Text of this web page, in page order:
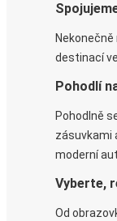
destinací
Pohodlí
Pohodlně
zásuvkami
moderní
Vyberte,
Od